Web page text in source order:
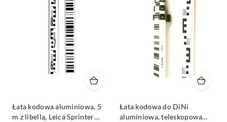
Łata kodowa aluminiowa, 5
m z libellą, Leica Sprinter
Łata kodowa do DiNi
aluminiowa, teleskopowa